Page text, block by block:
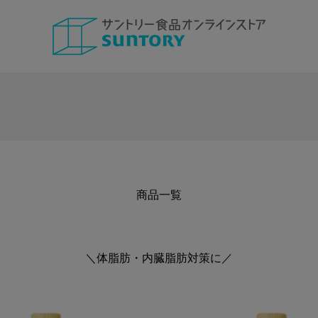
サントリー食品オンラインストア
商品一覧
＼体脂肪・内臓脂肪対策に／